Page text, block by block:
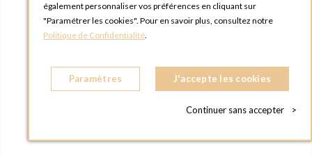
également personnaliser vos préférences en cliquant sur
"Paramétrer les cookies". Pour en savoir plus, consultez notre
Politique de Confidentialité.
Paramètres J'accepte les cookies
Continuer sans accepter >